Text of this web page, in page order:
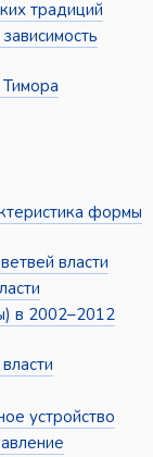
традиций
формы
власти
в 2002–2012
устройство